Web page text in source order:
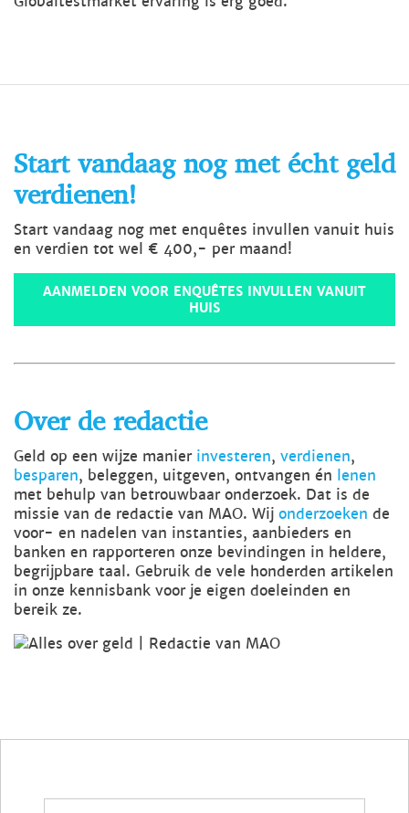
Start vandaag nog met écht geld
verdienen!
Start vandaag nog met enquêtes invullen vanuit huis
en verdien tot wel € 400,- per maand!
AANMELDEN VOOR ENQUÊTES INVULLEN VANUIT
HUIS
Over de redactie
Geld op een wijze manier investeren, verdienen,
besparen, beleggen, uitgeven, ontvangen én lenen
met behulp van betrouwbaar onderzoek. Dat is de
missie van de redactie van MAO. Wij onderzoeken de
voor- en nadelen van instanties, aanbieders en
banken en rapporteren onze bevindingen in heldere,
begrijpbare taal. Gebruik de vele honderden artikelen
in onze kennisbank voor je eigen doeleinden en
bereik ze.